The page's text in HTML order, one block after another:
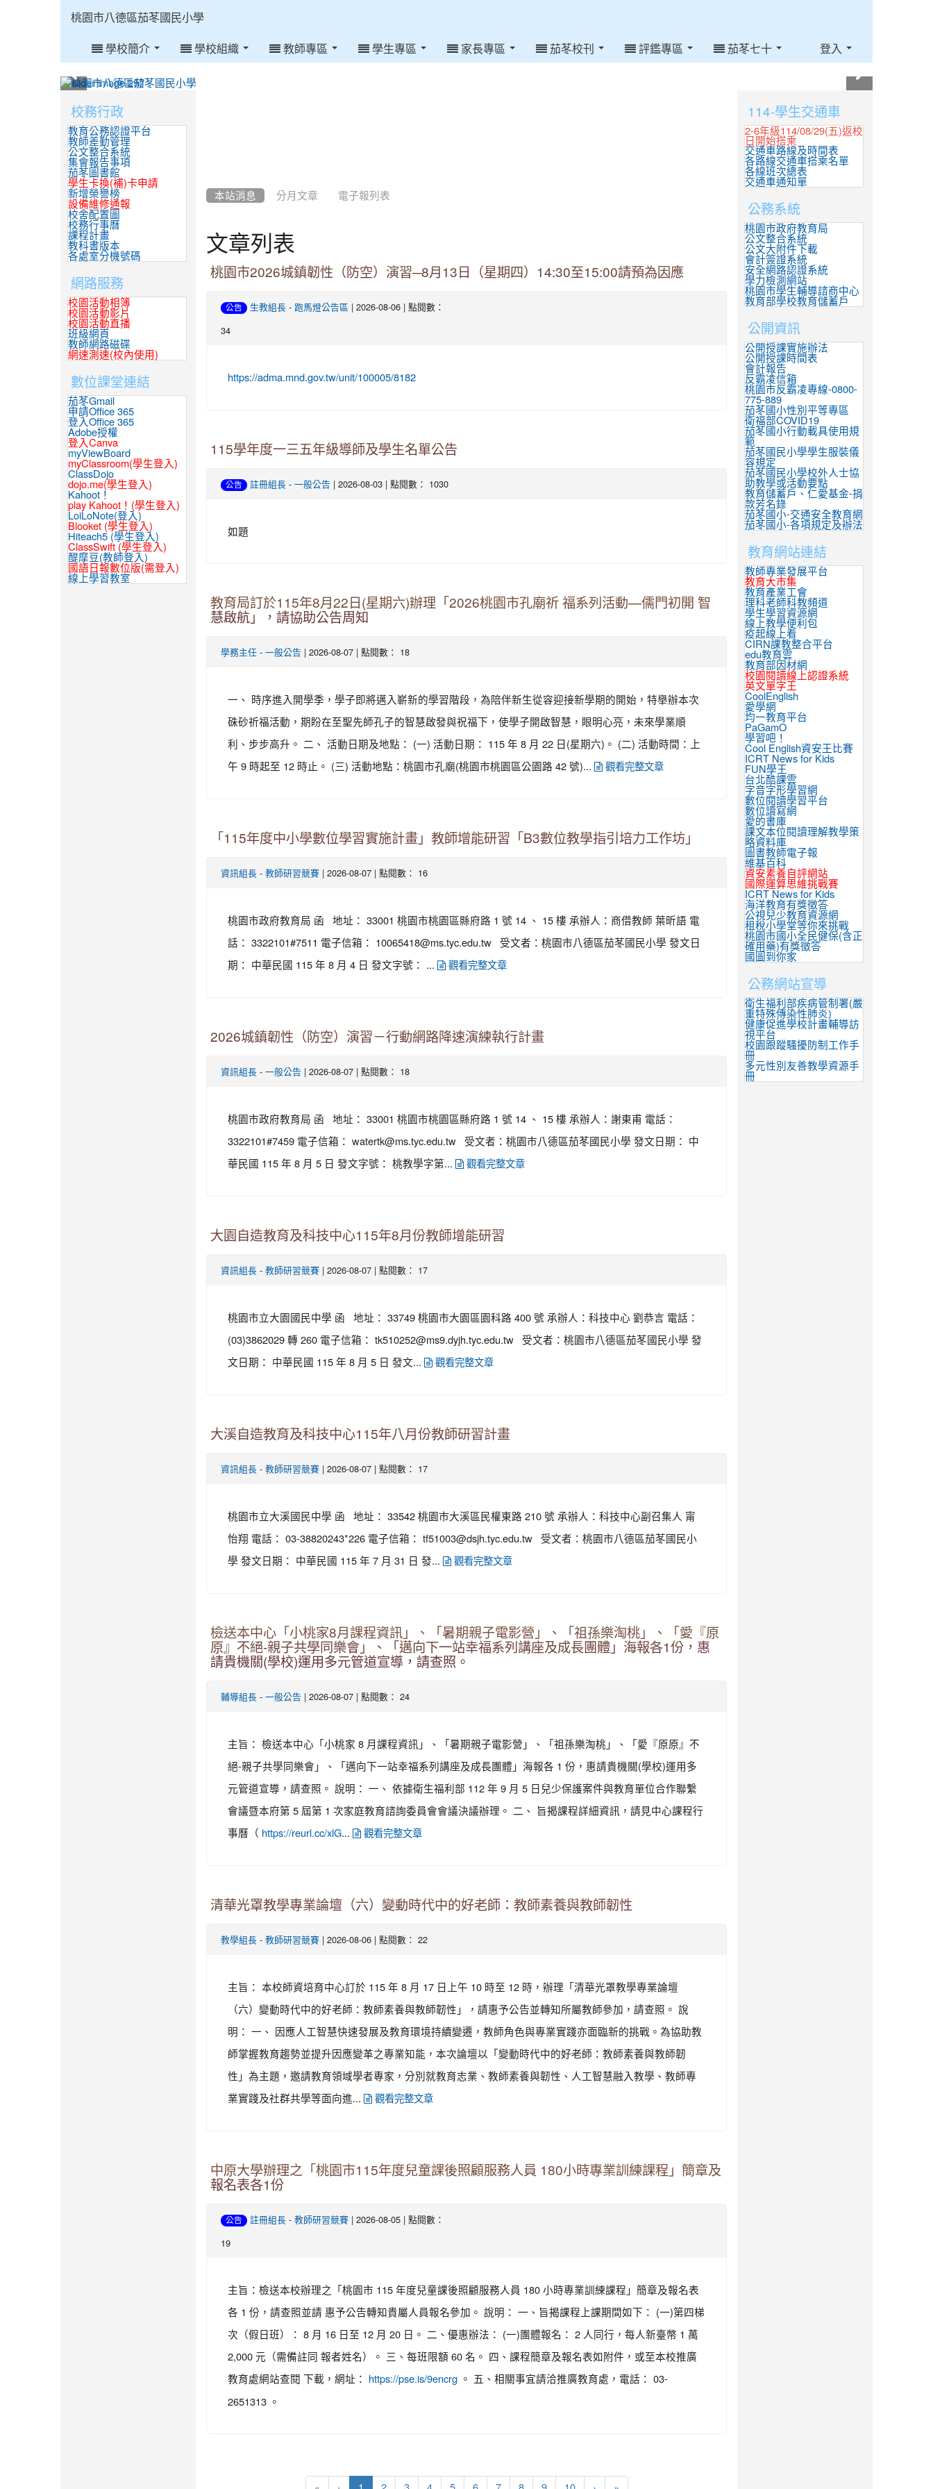
桃園市八德區茄苳國民小學
學校簡介 學校組織 教師專區 學生專區 家長專區 茄苳校刊 評鑑專區 茄苳七十 登入
本站消息 分月文章 電子報列表
文章列表
桃園市2026城鎮韌性（防空）演習─8月13日（星期四）14:30至15:00請預為因應
公告 生教組長 - 跑馬燈公告區 | 2026-08-06 | 點閱數：
34
https://adma.mnd.gov.tw/unit/100005/8182
115學年度一三五年級導師及學生名單公告
公告 註冊組長 - 一般公告 | 2026-08-03 | 點閱數： 1030
如題
教育局訂於115年8月22日(星期六)辦理「2026桃園市孔廟祈 福系列活動—儒門初開 智
慧啟航」，請協助公告周知
學務主任 - 一般公告 | 2026-08-07 | 點閱數： 18
一、 時序進入開學季，學子即將邁入嶄新的學習階段，為陪伴新生從容迎接新學期的開始，特舉辦本次
硃砂祈福活動，期盼在至聖先師孔子的智慧啟發與祝福下，使學子開啟智慧，眼明心亮，未來學業順
利、步步高升。 二、 活動日期及地點： (一) 活動日期： 115 年 8 月 22 日(星期六)。 (二) 活動時間：上
午 9 時起至 12 時止。 (三) 活動地點：桃園市孔廟(桃園市桃園區公園路 42 號)...
觀看完整文章
「115年度中小學數位學習實施計畫」教師增能研習「B3數位教學指引培力工作坊」
資訊組長 - 教師研習競賽 | 2026-08-07 | 點閱數： 16
桃園市政府教育局 函 地址： 33001 桃園市桃園區縣府路 1 號 14 、 15 樓 承辦人：商借教師 葉昕語 電
話： 3322101#7511 電子信箱： 10065418@ms.tyc.edu.tw 受文者：桃園市八德區茄苳國民小學 發文日
期： 中華民國 115 年 8 月 4 日 發文字號： ...
觀看完整文章
2026城鎮韌性（防空）演習－行動網路降速演練執行計畫
資訊組長 - 一般公告 | 2026-08-07 | 點閱數： 18
桃園市政府教育局 函 地址： 33001 桃園市桃園區縣府路 1 號 14 、 15 樓 承辦人：謝東甫 電話：
3322101#7459 電子信箱： watertk@ms.tyc.edu.tw 受文者：桃園市八德區茄苳國民小學 發文日期： 中
華民國 115 年 8 月 5 日 發文字號： 桃教學字第...
觀看完整文章
大園自造教育及科技中心115年8月份教師增能研習
資訊組長 - 教師研習競賽 | 2026-08-07 | 點閱數： 17
桃園市立大園國民中學 函 地址： 33749 桃園市大園區園科路 400 號 承辦人：科技中心 劉恭言 電話：
(03)3862029 轉 260 電子信箱： tk510252@ms9.dyjh.tyc.edu.tw 受文者：桃園市八德區茄苳國民小學 發
文日期： 中華民國 115 年 8 月 5 日 發文...
觀看完整文章
大溪自造教育及科技中心115年八月份教師研習計畫
資訊組長 - 教師研習競賽 | 2026-08-07 | 點閱數： 17
桃園市立大溪國民中學 函 地址： 33542 桃園市大溪區民權東路 210 號 承辦人：科技中心副召集人 甯
怡翔 電話： 03-38820243*226 電子信箱： tf51003@dsjh.tyc.edu.tw 受文者：桃園市八德區茄苳國民小
學 發文日期： 中華民國 115 年 7 月 31 日 發...
觀看完整文章
檢送本中心「小桃家8月課程資訊」、「暑期親子電影營」、「祖孫樂淘桃」、「愛『原
原』不絕-親子共學同樂會」、「邁向下一站幸福系列講座及成長團體」海報各1份，惠
請貴機關(學校)運用多元管道宣導，請查照。
輔導組長 - 一般公告 | 2026-08-07 | 點閱數： 24
主旨： 檢送本中心「小桃家 8 月課程資訊」、「暑期親子電影營」、「祖孫樂淘桃」、「愛『原原』不
絕-親子共學同樂會」、「邁向下一站幸福系列講座及成長團體」海報各 1 份，惠請貴機關(學校)運用多
元管道宣導，請查照。 說明： 一、 依據衛生福利部 112 年 9 月 5 日兒少保護案件與教育單位合作聯繫
會議暨本府第 5 屆第 1 次家庭教育諮詢委員會會議決議辦理。 二、 旨揭課程詳細資訊，請見中心課程行
事曆（ https://reurl.cc/xlG... 觀看完整文章
清華光罩教學專業論壇（六）變動時代中的好老師：教師素養與教師韌性
教學組長 - 教師研習競賽 | 2026-08-06 | 點閱數： 22
主旨： 本校師資培育中心訂於 115 年 8 月 17 日上午 10 時至 12 時，辦理「清華光罩教學專業論壇
（六）變動時代中的好老師：教師素養與教師韌性」，請惠予公告並轉知所屬教師參加，請查照。 說
明： 一、 因應人工智慧快速發展及教育環境持續變遷，教師角色與專業實踐亦面臨新的挑戰。為協助教
師掌握教育趨勢並提升因應變革之專業知能，本次論壇以「變動時代中的好老師：教師素養與教師韌
性」為主題，邀請教育領域學者專家，分別就教育志業、教師素養與韌性、人工智慧融入教學、教師專
業實踐及社群共學等面向進...
觀看完整文章
中原大學辦理之「桃園市115年度兒童課後照顧服務人員 180小時專業訓練課程」簡章及
報名表各1份
公告 註冊組長 - 教師研習競賽 | 2026-08-05 | 點閱數：
19
主旨：檢送本校辦理之「桃園市 115 年度兒童課後照顧服務人員 180 小時專業訓練課程」簡章及報名表
各 1 份，請查照並請 惠予公告轉知貴屬人員報名參加。 說明： 一、旨揭課程上課期間如下： (一)第四梯
次（假日班）： 8 月 16 日至 12 月 20 日。 二、優惠辦法： (一)團體報名： 2 人同行，每人新臺幣 1 萬
2,000 元（需備註同 報者姓名）。 三、每班限額 60 名。 四、課程簡章及報名表如附件，或至本校推廣
教育處網站查閱 下載，網址：
https://pse.is/9encrg 。 五、相關事宜請洽推廣教育處，電話： 03-
2651313 。
(current)
:::
校務行政
教育公務認證平台
教師差勤管理
公文整合系統
集會報告事項
茄苳圖書館
學生卡換(補)卡申請
新增榮譽榜
設備維修通報
校舍配置圖
校務行事曆
課程計畫
教科書版本
各處室分機號碼
網路服務
校園活動相簿
校園活動影片
校園活動直播
班級網頁
教師網路磁碟
網速測速(校內使用)
數位課堂連結
茄苳Gmail
申請Office 365
登入Office 365
Adobe授權
登入Canva
myViewBoard
myClassroom(學生登入)
ClassDojo
dojo.me(學生登入)
Kahoot！
play Kahoot！(學生登入)
LoiLoNote(登入)
Blooket (學生登入)
Hiteach5 (學生登入)
ClassSwift (學生登入)
醍摩豆(教師登入)
國語日報數位版(需登入)
線上學習教室
114-學生交通車
2-6年級114/08/29(五)返校
日開始搭乘
交通車路線及時間表
各路線交通車搭乘名單
各線班次總表
交通車通知單
公務系統
桃園市政府教育局
公文整合系統
公文大附件下載
會計簽證系統
安全網路認證系統
學力檢測網站
桃園市學生輔導諮商中心
教育部學校教育儲蓄戶
公開資訊
公開授課實施辦法
公開授課時間表
會計報告
反霸凌信箱
桃園市反霸凌專線-0800-
775-889
茄苳國小性別平等專區
衛福部COVID19
茄苳國小行動載具使用規
範
茄苳國民小學學生服裝儀
容規定
茄苳國民小學校外人士協
助教學或活動要點
教育儲蓄戶、仁愛基金-捐
款芳名錄
茄苳國小-交通安全教育網
茄苳國小-各項規定及辦法
教育網站連結
教師專業發展平台
教育大市集
教育產業工會
理科老師科教頻道
學生學習資源網
線上教學便利包
疫起線上看
CIRN課教整合平台
edu教育雲
教育部因材網
校園閱讀線上認證系統
英文單字王
CoolEnglish
愛學網
均一教育平台
PaGamO
學習吧！
Cool English資安王比賽
ICRT News for Kids
FUN學王
台北酷課雲
字音字形學習網
數位閱讀學習平台
數位讀寫網
愛的書庫
課文本位閱讀理解教學策
略資料庫
圖書教師電子報
維基百科
資安素養自評網站
國際運算思維挑戰賽
ICRT News for Kids
海洋教育有獎徵答
公視兒少教育資源網
租稅小學堂等你來挑戰
桃園市國小全民健保(含正
確用藥)有獎徵答
國圖到你家
公務網站宣導
衛生福利部疾病管制署(嚴
重特殊傳染性肺炎)
健康促進學校計畫輔導訪
視平台
校園跟蹤騷擾防制工作手
冊
多元性別友善教學資源手
冊